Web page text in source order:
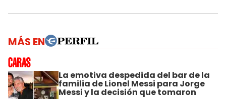
MÁS EN
La emotiva despedida del bar de la
familia de Lionel Messi para Jorge
Messi y la decisión que tomaron